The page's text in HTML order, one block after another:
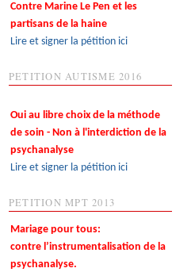
Contre Marine Le Pen et les
partisans de la haine
Lire et signer la pétition ici
PETITION AUTISME 2016
Oui au libre choix de la méthode
de soin - Non à l'interdiction de la
psychanalyse
Lire et signer la pétition ici
PETITION MPT 2013
Mariage pour tous:
contre l’instrumentalisation de la
psychanalyse.